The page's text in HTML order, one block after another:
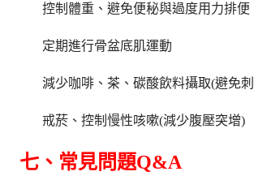
控制體重、避免便秘與過度用力排便
定期進行骨盆底肌運動
減少咖啡、茶、碳酸飲料攝取(避免
戒菸、控制慢性咳嗽(減少腹壓突增)
七、常見問題Q&A